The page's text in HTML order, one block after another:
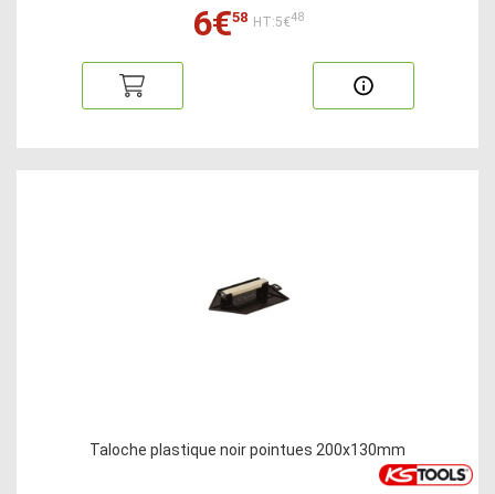
6€58 HT:5€48
Taloche plastique noir pointues 200x130mm